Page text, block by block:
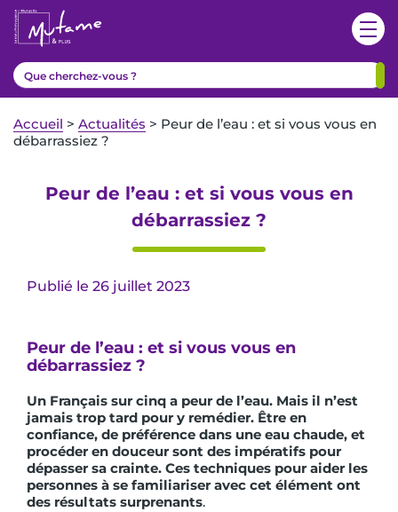
Accueil > Actualités > Peur de l’eau : et si vous vous en
débarrassiez ?
Peur de l’eau : et si vous vous en
débarrassiez ?
Publié le 26 juillet 2023
Peur de l’eau : et si vous vous en
débarrassiez ?
Un Français sur cinq a peur de l’eau. Mais il n’est
jamais trop tard pour y remédier. Être en
confiance, de préférence dans une eau chaude, et
procéder en douceur sont des impératifs pour
dépasser sa crainte. Ces techniques pour aider les
personnes à se familiariser avec cet élément ont
des résultats surprenants.